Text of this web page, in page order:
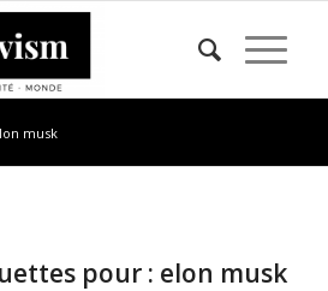
musk
pour : elon musk